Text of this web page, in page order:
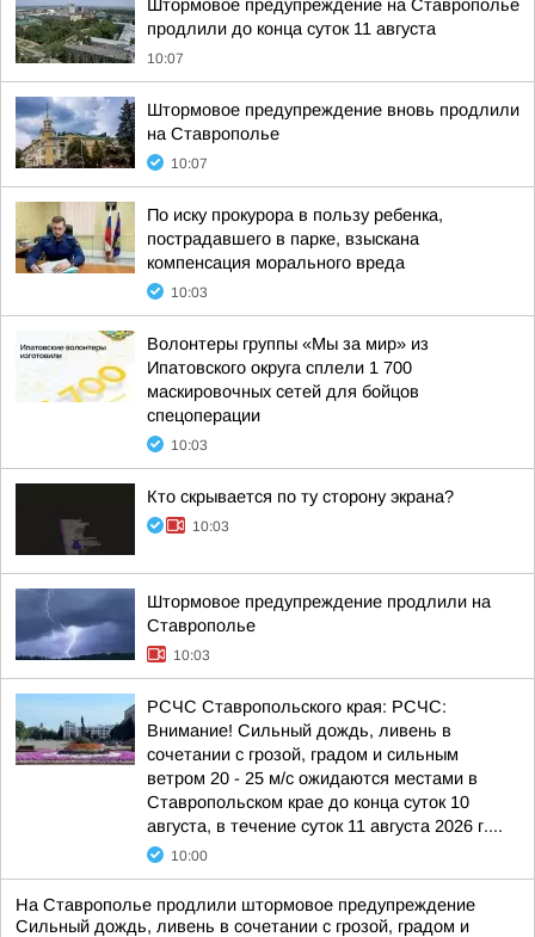
Штормовое предупреждение на Ставрополье
продлили до конца суток 11 августа
10:07
Штормовое предупреждение вновь продлили
на Ставрополье
10:07
По иску прокурора в пользу ребенка,
пострадавшего в парке, взыскана
компенсация морального вреда
10:03
Волонтеры группы «Мы за мир» из
Ипатовского округа сплели 1 700
маскировочных сетей для бойцов
спецоперации
10:03
Кто скрывается по ту сторону экрана?
10:03
Штормовое предупреждение продлили на
Ставрополье
10:03
РСЧС Ставропольского края: РСЧС:
Внимание! Сильный дождь, ливень в
сочетании с грозой, градом и сильным
ветром 20 - 25 м/с ожидаются местами в
Ставропольском крае до конца суток 10
августа, в течение суток 11 августа 2026 г....
10:00
На Ставрополье продлили штормовое предупреждение
Сильный дождь, ливень в сочетании с грозой, градом и